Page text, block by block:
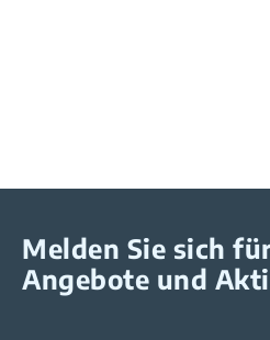
Melden Sie sich
Angebote und